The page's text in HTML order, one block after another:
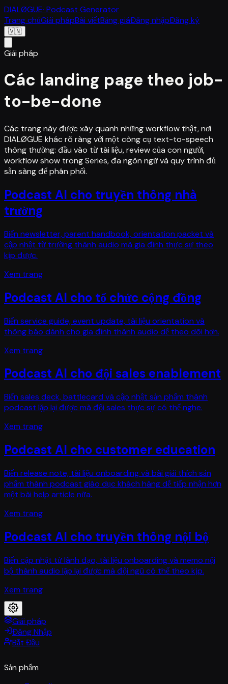
DIALØGUE· Podcast Generator
Trang chủGiải phápBài viếtBảng giáĐăng nhậpĐăng ký
🇻🇳
Giải pháp
Các landing page theo job-
to-be-done
Các trang này được xây quanh những workflow thật, nơi
DIALØGUE khác rõ ràng với một công cụ text-to-speech
thông thường: đầu vào từ tài liệu, review của con người,
workflow show trong Series, đa ngôn ngữ và quy trình đủ
sẵn sàng để phân phối.
Podcast AI cho truyền thông nhà
trường
Biến newsletter, parent handbook, orientation packet và
cập nhật từ trường thành audio mà gia đình thực sự theo
kịp được.
Xem trang
Podcast AI cho tổ chức cộng đồng
Biến service guide, event update, tài liệu orientation và
thông báo dành cho gia đình thành audio dễ theo dõi hơn.
Xem trang
Podcast AI cho đội sales enablement
Biến sales deck, battlecard và cập nhật sản phẩm thành
podcast lặp lại được mà đội sales thực sự có thể nghe.
Xem trang
Podcast AI cho customer education
Biến release note, tài liệu onboarding và bài giải thích sản
phẩm thành podcast giáo dục khách hàng dễ tiếp nhận hơn
một bài help article nữa.
Xem trang
Podcast AI cho truyền thông nội bộ
Biến cập nhật từ lãnh đạo, tài liệu onboarding và memo nội
bộ thành audio lặp lại được mà đội ngũ có thể theo kịp.
Xem trang
Giải pháp
Đăng Nhập
Bắt Đầu
Sản phẩm